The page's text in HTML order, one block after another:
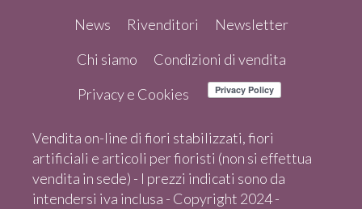
News
Rivenditori
Newsletter
Chi siamo
Condizioni di vendita
Privacy e Cookies
Vendita on-line di fiori stabilizzati, fiori
artificiali e articoli per fioristi (non si effettua
vendita in sede) - I prezzi indicati sono da
intendersi iva inclusa - Copyright 2024 -